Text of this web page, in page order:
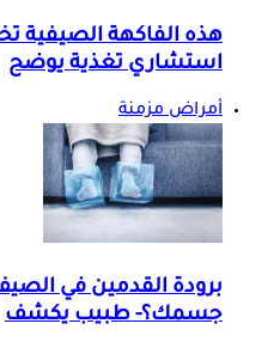
هذه الفاكهة الصيفية
استشاري تغذية يوضح
أمراض مزمنة
برودة القدمين في
جسمك؟- طبيب يكشف